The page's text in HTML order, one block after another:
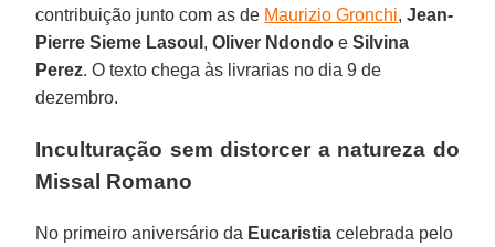
contribuição junto com as de Maurizio Gronchi,Jean-
Pierre Sieme Lasoul ,Oliver Ndondoe Silvina
Perez. O texto chega às livrarias no dia 9 de
dezembro.
Inculturação sem distorcer a natureza do
Missal Romano
No primeiro aniversário da Eucaristia celebrada pelo